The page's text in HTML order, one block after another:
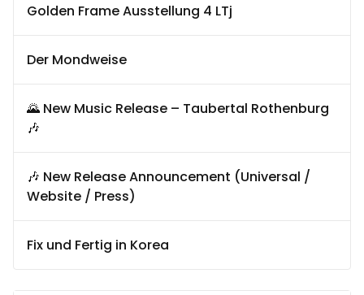
Golden Frame Ausstellung 4 LTj
Der Mondweise
🌄 New Music Release – Taubertal Rothenburg
🎶
🎶 New Release Announcement (Universal /
Website / Press)
Fix und Fertig in Korea